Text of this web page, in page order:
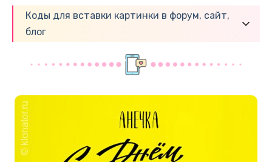
Коды для вставки картинки в форум, сайт,
блог